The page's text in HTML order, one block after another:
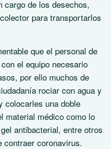
cargo de los desechos,
para transportarlos
que el personal de
el equipo necesario
por ello muchos de
rociar con agua y
colocarles una doble
material médico como lo
antibacterial, entre otros
contraer coronavirus.